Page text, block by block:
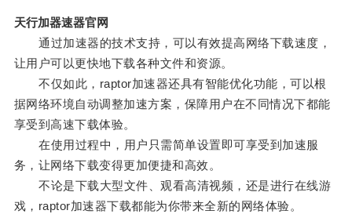
天行加器速器官网
通过加速器的技术支持，可以有效提高网络下载速度，
让用户可以更快地下载各种文件和资源。
不仅如此，raptor加速器还具有智能优化功能，可以根
据网络环境自动调整加速方案，保障用户在不同情况下都能
享受到高速下载体验。
在使用过程中，用户只需简单设置即可享受到加速服
务，让网络下载变得更加便捷和高效。
不论是下载大型文件、观看高清视频，还是进行在线游
戏，raptor加速器下载都能为你带来全新的网络体验。